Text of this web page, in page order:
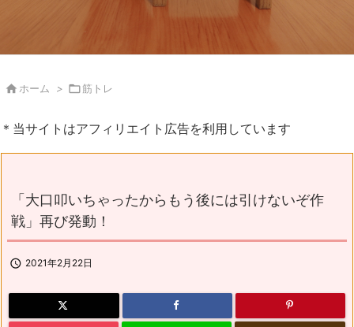
 ホーム > 筋トレ
＊当サイトはアフィリエイト広告を利用しています
「大口叩いちゃったからもう後には引けないぞ作
戦」再び発動！
 2021年2月22日